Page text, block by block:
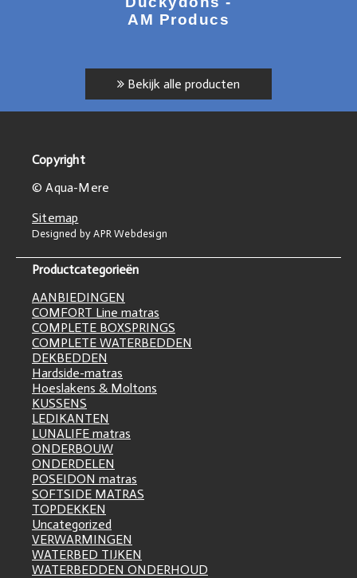
AM Producs
Bekijk alle producten
Copyright
© Aqua-Mere
Sitemap
Designed by APR Webdesign
Productcategorieën
AANBIEDINGEN
COMFORT Line matras
COMPLETE BOXSPRINGS
COMPLETE WATERBEDDEN
DEKBEDDEN
Hardside-matras
Hoeslakens & Moltons
KUSSENS
LEDIKANTEN
LUNALIFE matras
ONDERBOUW
ONDERDELEN
POSEIDON matras
SOFTSIDE MATRAS
TOPDEKKEN
Uncategorized
VERWARMINGEN
WATERBED TIJKEN
WATERBEDDEN ONDERHOUD